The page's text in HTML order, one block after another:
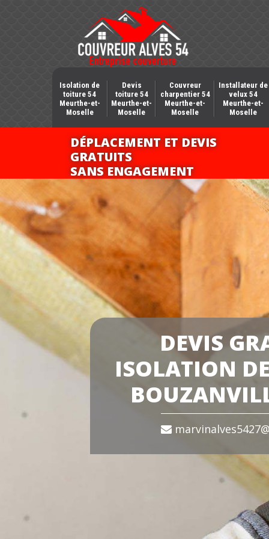
Isolation de
toiture 54
Meurthe-et-
Moselle
Devis
toiture 54
Meurthe-et-
Moselle
Couvreur
charpentier 54
Meurthe-et-
Moselle
Installateur de
velux 54
Meurthe-et-
Moselle
DÉPLACEMENT ET DEVIS
GRATUITS
SANS ENGAGEMENT
DEVIS
ISOLATION